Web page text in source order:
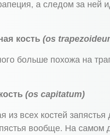
а следом за ней
кость (os
больше похожа на
(os capitatum)
из всех костей
вообще. На самом